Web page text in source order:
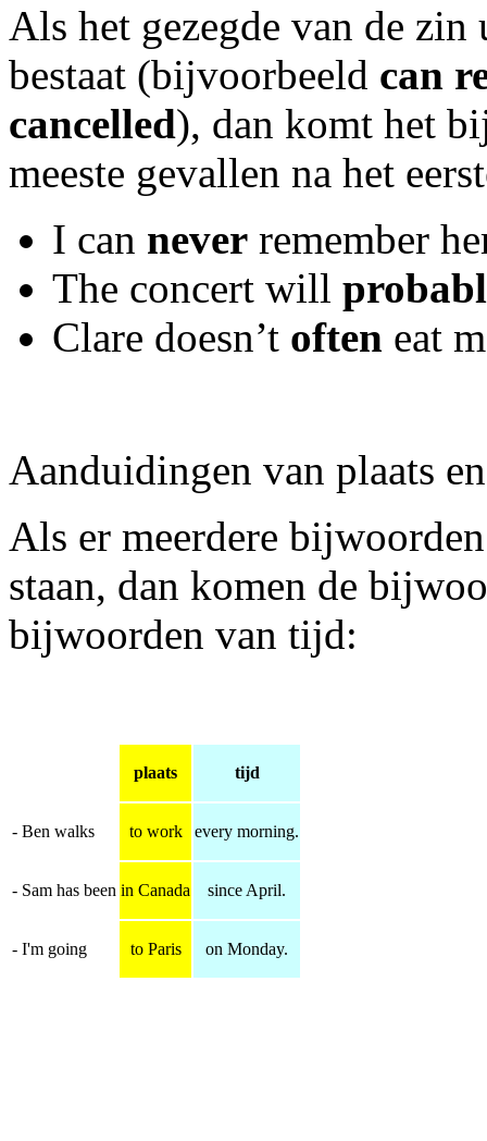
Als het gezegde van de
bestaat (bijvoorbeeld can
cancelled), dan komt het
meeste gevallen na het
I can never remember
The concert will
Clare doesn’t often eat
Aanduidingen van plaats
Als er meerdere
staan, dan komen de
bijwoorden van tijd:
plaats tijd
- Ben walks to work every morning.
- Sam has been in Canada since April.
- I'm going to Paris on Monday.